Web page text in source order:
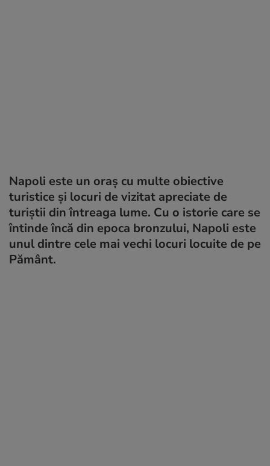
Napoli este un oraș cu multe obiective
turistice și locuri de vizitat apreciate de
turiștii din întreaga lume. Cu o istorie care se
întinde încă din epoca bronzului, Napoli este
unul dintre cele mai vechi locuri locuite de pe
Pământ.